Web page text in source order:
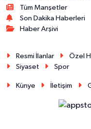
Tüm Manşetler
Son Dakika Haberleri
Haber Arşivi
Resmi İlanlar Özel
Siyaset
Spor
Künye İletişim